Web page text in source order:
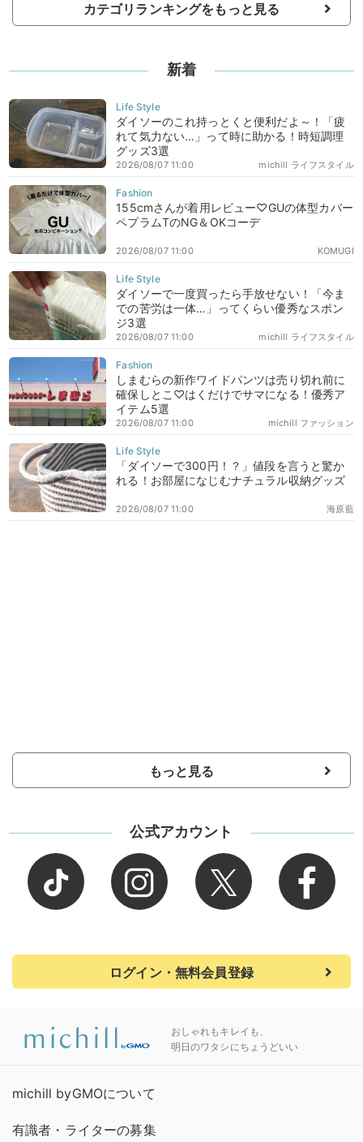
カテゴリランキングをもっと見る
新着
ダイソーのこれ持っとくと便利だよ～！「疲
れて気力ない…」って時に助かる！時短調理
グッズ3選
michill ライフスタイル
2026/08/07 11:00
155cmさんが着用レビュー♡GUの体型カバー
ペプラムTのNG＆OKコーデ
KOMUGI
2026/08/07 11:00
ダイソーで一度買ったら手放せない！「今ま
での苦労は一体…」ってくらい優秀なスポン
ジ3選
michill ライフスタイル
2026/08/07 11:00
しまむらの新作ワイドパンツは売り切れ前に
確保しとこ♡はくだけでサマになる！優秀ア
イテム5選
michill ファッション
2026/08/07 11:00
「ダイソーで300円！？」値段を言うと驚か
れる！お部屋になじむナチュラル収納グッズ
海原藍
2026/08/07 11:00
もっと見る
公式アカウント
ログイン・無料会員登録
おしゃれもキレイも、
明日のワタシにちょうどいい
michill byGMOについて
有識者・ライターの募集